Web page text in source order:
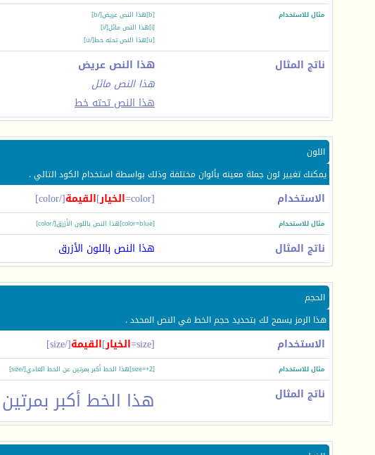
مثال للاستخدام
[b]هذا النص عريض[/b]
[i]هذا النص مائل[/i]
[u]هذا النص تحته خط[/u]
ناتج المثال
هذا النص عريض
هذا النص مائل
هذا النص تحته خط
اللون
يمكنك تغيير لون جملة معينه بألوان مختلفة وذلك بواسطة استخدام الكود التالي .
الاستخدام [color= الخيار]القيمة[/color]
مثال للاستخدام [color=blue]هذا النص باللون الأزرق[/color]
ناتج المثال هذا النص باللون الأزرق
الحجم
هذا الرمز يسمح لك بتحديد حجم الخط في النص المحدد .
الاستخدام [size= الخيار]القيمة[/size]
مثال للاستخدام [size=+2]هذا الخط أكبر بمرتين عن الخط العادي[/size]
ناتج المثال هذا الخط أكبر